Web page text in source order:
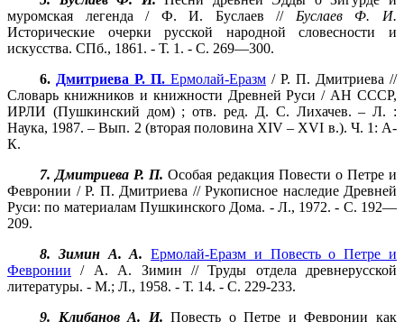
муромская легенда / Ф. И. Буслаев // Буслаев Ф. И.
Исторические очерки русской народной словесности и
искусства. СПб., 1861. - Т. 1. - С. 269—300.
6. Дмитриева Р. П. Ермолай-Еразм / Р. П. Дмитриева //
Словарь книжников и книжности Древней Руси / АН СССР,
ИРЛИ (Пушкинский дом) ; отв. ред. Д. С. Лихачев. – Л. :
Наука, 1987. – Вып. 2 (вторая половина XIV – XVI в.). Ч. 1: А-
К.
7. Дмитриева Р. П. Особая редакция Повести о Петре и
Февронии / Р. П. Дмитриева // Рукописное наследие Древней
Руси: по материалам Пушкинского Дома. - Л., 1972. - С. 192—
209.
8. Зимин А. А. Ермолай-Еразм и Повесть о Петре и
Февронии / А. А. Зимин // Труды отдела древнерусской
литературы. - М.; Л., 1958. - Т. 14. - С. 229-233.
9. Клибанов А. И. Повесть о Петре и Февронии как